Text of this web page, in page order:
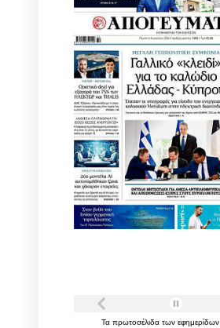
Τα πρωτοσέλιδα των εφημερίδων